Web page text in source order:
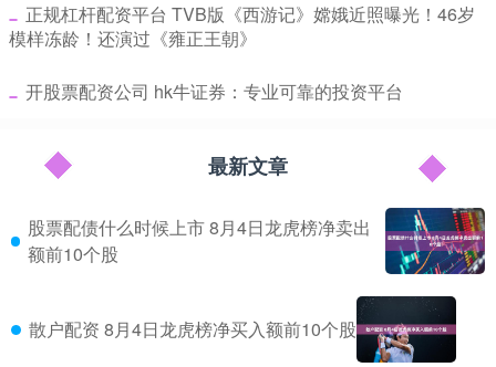
​正规杠杆配资平台 TVB版《西游记》嫦娥近照曝光！46岁
模样冻龄！还演过《雍正王朝》
​开股票配资公司 hk牛证券：专业可靠的投资平台
最新文章
股票配债什么时候上市 8月4日龙虎榜净卖出
额前10个股
散户配资 8月4日龙虎榜净买入额前10个股